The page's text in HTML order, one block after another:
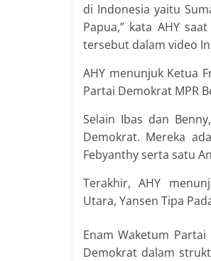
di Indonesia yaitu
Papua,” kata AHY
tersebut dalam video
AHY menunjuk Ketua
Partai Demokrat MPR
Selain Ibas dan
Demokrat. Mereka
Febyanthy serta satu
Terakhir, AHY
Utara, Yansen Tipa
Enam Waketum
Demokrat dalam